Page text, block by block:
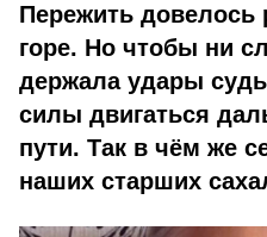
Пережить довелось
горе. Но чтобы ни
держала удары
силы двигаться
пути. Так в чём же
наших старших